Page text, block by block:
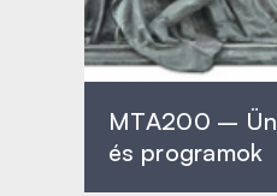
MTA200 –
és programok